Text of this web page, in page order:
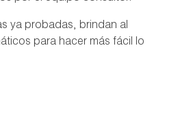
ya probadas, brindan al
para hacer más fácil lo